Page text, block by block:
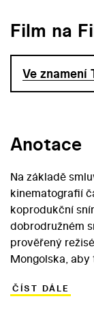
Film na
Ve znamení
Anotace
Na základě
kinematografií
koprodukční
dobrodružném
prověřený
Mongolska,
odlehlých
ČÍST DÁLE